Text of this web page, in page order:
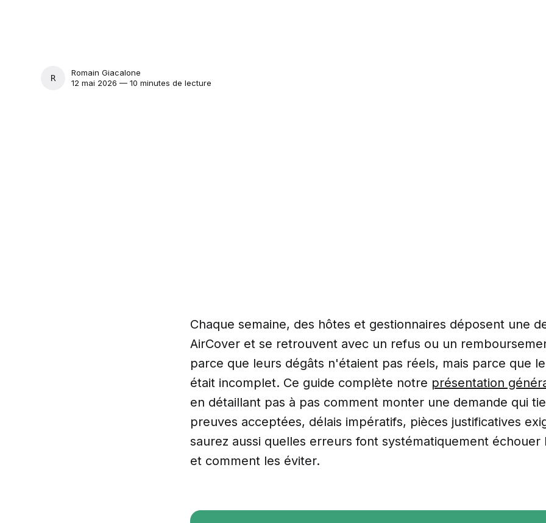
ROMAIN GIACALONE
Romain Giacalone
12 mai 2026 — 10 minutes de lecture
Chaque semaine, des hôtes et gestionnaires déposent une
AirCover et se retrouvent avec un refus ou un
parce que leurs dégâts n'étaient pas réels, mais parce que
était incomplet. Ce guide complète notre présentation
en détaillant pas à pas comment monter une demande qui
preuves acceptées, délais impératifs, pièces justificatives
saurez aussi quelles erreurs font systématiquement échouer
et comment les éviter.